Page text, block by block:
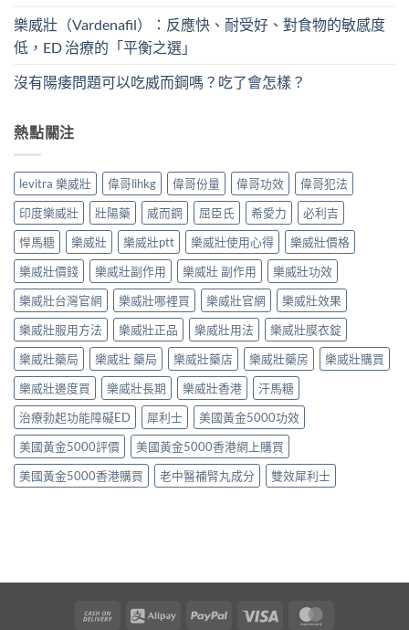
樂威壯（Vardenafil）：反應快、耐受好、對食物的敏感度
低，ED 治療的「平衡之選」
沒有陽痿問題可以吃威而鋼嗎？吃了會怎樣？
熱點關注
levitra 樂威壯 偉哥lihkg 偉哥份量 偉哥功效
偉哥犯法
印度樂威壯
壯陽藥 威而鋼 屈臣氏 希愛力
必利吉
悍馬糖
樂威壯 樂威壯ptt 樂威壯使用心得
樂威壯價格
樂威壯價錢
樂威壯副作用 樂威壯 副作用
樂威壯功效
樂威壯台灣官網
樂威壯哪裡買 樂威壯官網
樂威壯效果
樂威壯服用方法
樂威壯正品 樂威壯用法
樂威壯膜衣錠
樂威壯藥局
樂威壯 藥局 樂威壯藥店 樂威壯藥房
樂威壯購買
樂威壯邊度買
樂威壯長期 樂威壯香港
汗馬糖
治療勃起功能障礙ED
犀利士
美國黃金5000功效
美國黃金5000評價
美國黃金5000香港網上購買
美國黃金5000香港購買
老中醫補腎丸成分 雙效犀利士
Cash
Alipay PayPal Visa